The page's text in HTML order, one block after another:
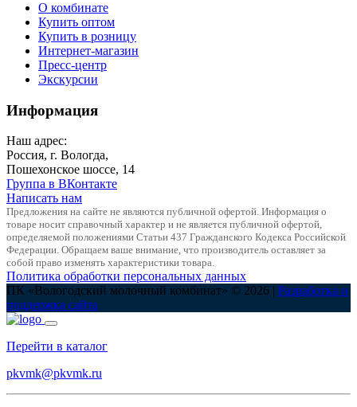
О комбинате
Купить оптом
Купить в розницу
Интернет-магазин
Пресс-центр
Экскурсии
Информация
Наш адрес:
Россия, г. Вологда,
Пошехонское шоссе, 14
Группа в ВКонтакте
Написать нам
Предложения на сайте не являются публичной офертой. Информация о
товаре носит справочный характер и не является публичной офертой,
определяемой положениями Статьи 437 Гражданского Кодекса Российской
Федерации. Обращаем ваше внимание, что производитель оставляет за
собой право изменять характеристики товара.
Политика обработки персональных данных
ПК «Вологодский молочный комбинат» © 2026 | Разработка и
поддержка сайта
Перейти в каталог
pkvmk@pkvmk.ru